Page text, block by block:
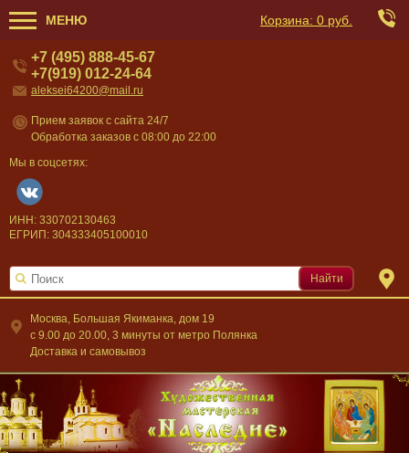
МЕНЮ Корзина: 0 руб.
Москва, Большая Якиманка, дом 19
c 9.00 до 20.00, 3 минуты от метро Полянка
Доставка и самовывоз
+7 (495) 888-45-67
+7(919) 012-24-64
aleksei64200@mail.ru
Прием заявок с сайта 24/7
Обработка заказов с 08:00 до 22:00
Мы в соцсетях:
ИНН: 330702130463
ЕГРИП: 304333405100010
Найти